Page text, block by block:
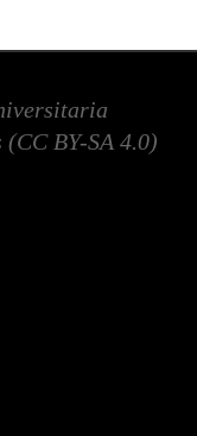
(CC BY-SA 4.0)